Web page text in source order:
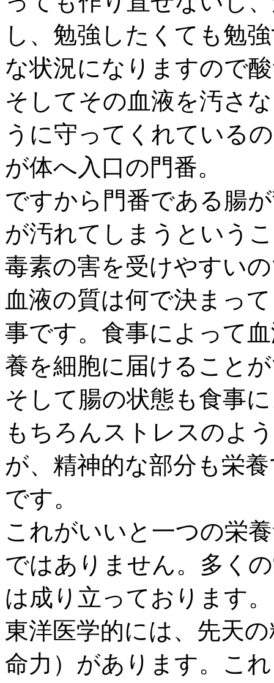
し、勉強したくても勉
な状況になりますので
そしてその血液を汚さ
うに守ってくれている
が体へ入口の門番。
ですから門番である腸
が汚れてしまうという
毒素の害を受けやすい
血液の質は何で決まっ
事です。食事によって
養を細胞に届けること
そして腸の状態も食事
もちろんストレスのよ
が、精神的な部分も栄
です。
これがいいと一つの栄
ではありません。多く
は成り立っております。
東洋医学的には、先天
命力）があります。こ